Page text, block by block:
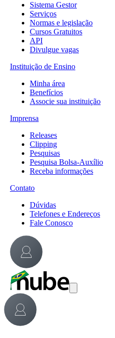
Sistema Gestor
Serviços
Normas e legislação
Cursos Gratuitos
API
Divulgue vagas
Instituição de Ensino
Minha área
Benefícios
Associe sua instituição
Imprensa
Releases
Clipping
Pesquisas
Pesquisa Bolsa-Auxílio
Receba informações
Contato
Dúvidas
Telefones e Endereços
Fale Conosco